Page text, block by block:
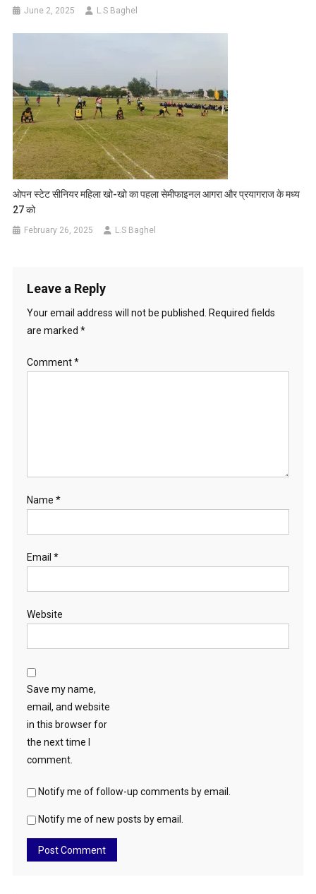
June 2, 2025 L.S Baghel
ओपन स्टेट सीनियर महिला खो-खो का पहला सेमीफाइनल आगरा और प्रयागराज के मध्य
27 को
February 26, 2025 L.S Baghel
Leave a Reply
Your email address will not be published.
Required fields
are marked *
Comment*
Name *
Email *
Website
Save my name,
email, and website
in this browser for
the next time I
comment.
Notify me of follow-up comments by email.
Notify me of new posts by email.